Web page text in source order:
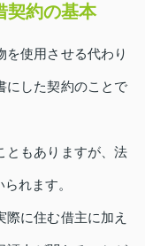
契約の基本
を使用させる代わり
にした契約のことで
ともありますが、法
れます。
に住む借主に加え